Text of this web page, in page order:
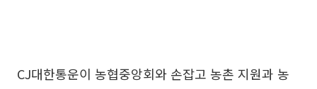
CJ대한통운이 농협중앙회와 손잡고 농촌 지원과 농